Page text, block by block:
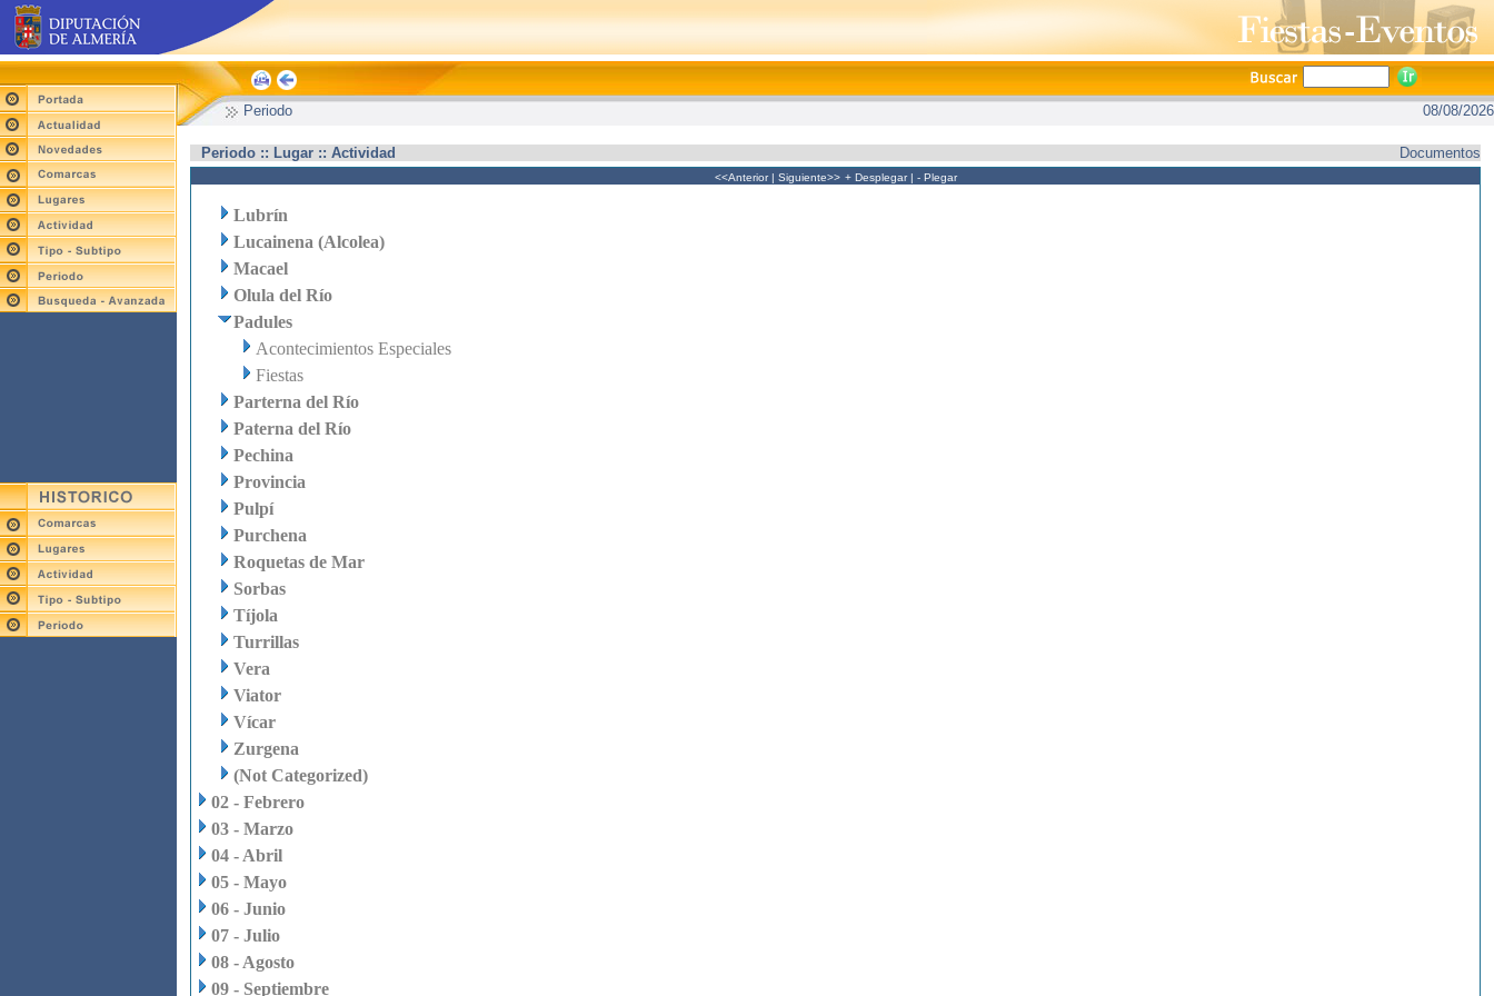
Periodo 08/08/2026
Periodo :: Lugar :: Actividad Documentos
<<Anterior| Siguiente>> + Desplegar| - Plegar
Lubrín
Lucainena (Alcolea)
Macael
Olula del Río
Padules
Acontecimientos Especiales
Fiestas
Parterna del Río
Paterna del Río
Pechina
Provincia
Pulpí
Purchena
Roquetas de Mar
Sorbas
Tíjola
Turrillas
Vera
Viator
Vícar
Zurgena
(Not Categorized)
02 - Febrero
03 - Marzo
04 - Abril
05 - Mayo
06 - Junio
07 - Julio
08 - Agosto
09 - Septiembre